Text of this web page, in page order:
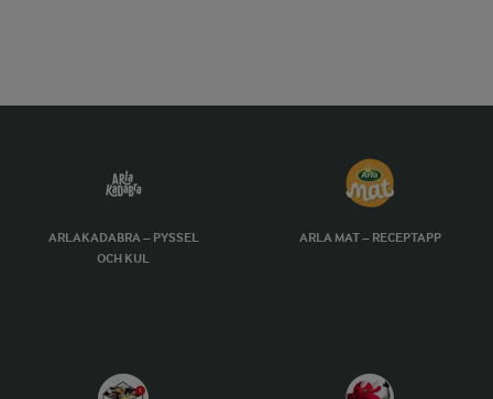
ARLAKADABRA – PYSSEL
OCH KUL
ARLA MAT – RECEPTAPP